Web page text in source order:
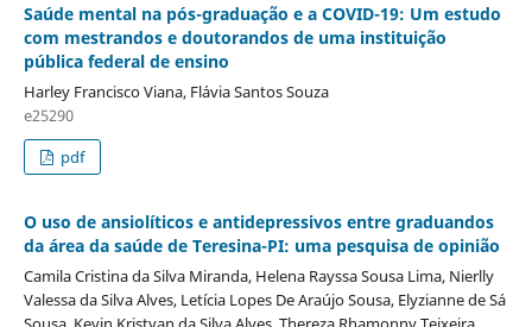
Saúde mental na pós-graduação e a COVID-19: Um estudo
com mestrandos e doutorandos de uma instituição
pública federal de ensino
Harley Francisco Viana, Flávia Santos Souza
e25290
pdf
O uso de ansiolíticos e antidepressivos entre graduandos
da área da saúde de Teresina-PI: uma pesquisa de opinião
Camila Cristina da Silva Miranda, Helena Rayssa Sousa Lima, Nierlly
Valessa da Silva Alves, Letícia Lopes De Araújo Sousa, Elyzianne de Sá